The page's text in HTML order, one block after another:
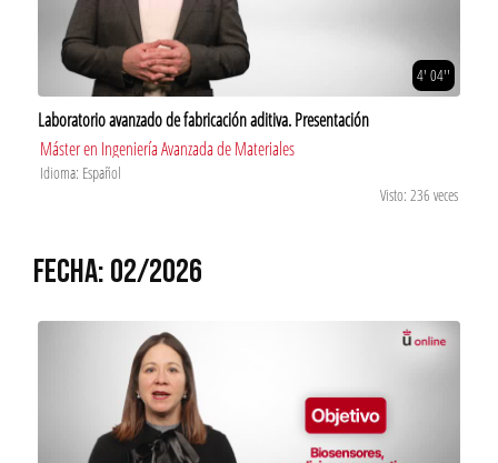
4' 04''
Laboratorio avanzado de fabricación aditiva. Presentación
Máster en Ingeniería Avanzada de Materiales
Idioma: Español
Visto: 236 veces
FECHA: 02/2026